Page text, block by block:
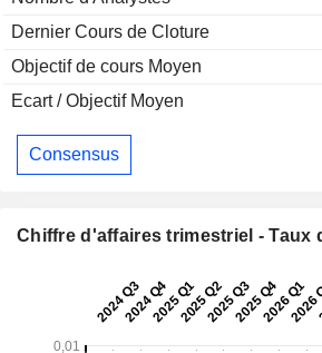
Dernier Cours de Cloture
Objectif de cours Moyen
Ecart / Objectif Moyen
Consensus
Chiffre d'affaires trimestriel - Taux